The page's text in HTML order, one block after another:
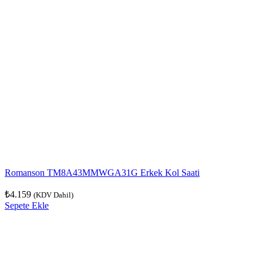
Romanson TM8A43MMWGA31G Erkek Kol Saati
₺4.159 (KDV Dahil)
Sepete Ekle